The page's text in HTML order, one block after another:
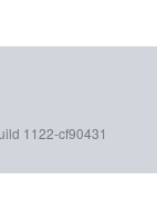
1122-cf90431